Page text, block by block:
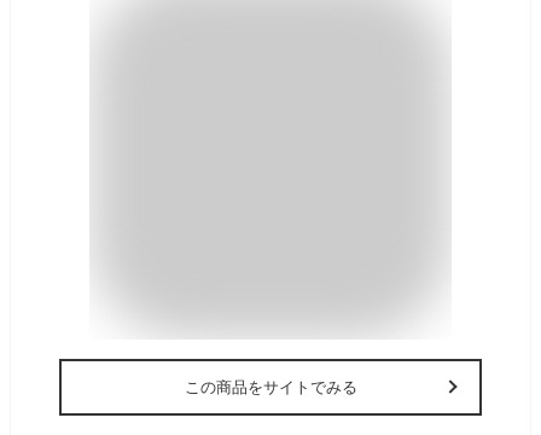
この商品をサイトでみる